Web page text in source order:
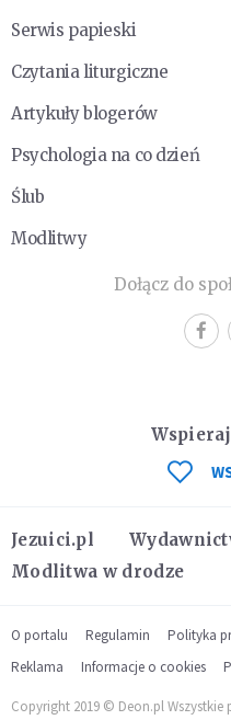
Serwis papieski
Czytania liturgiczne
Artykuły blogerów
Psychologia na co dzień
Ślub
Modlitwy
Dołącz do
Jezuici.pl
Modlitwa w drodze
O portalu Regulamin Polityka
Reklama
Informacje o cookies
Copyright 2019 © Deon.pl Wszystkie